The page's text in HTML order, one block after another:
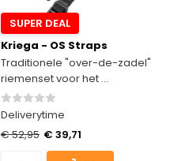
SUPER DEAL
Kriega - OS Straps
Traditionele "over-de-zadel"
riemenset voor het ...
Deliverytime
€ 52,95 € 39,71